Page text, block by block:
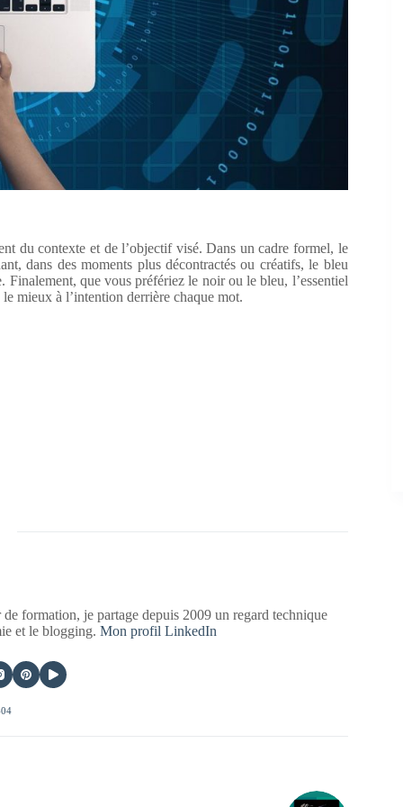
du contexte et de l’objectif visé. Dans un cadre formel, le
dans des moments plus décontractés ou créatifs, le bleu
que vous préfériez le noir ou le bleu, l’essentiel
mieux à l’intention derrière chaque mot.
formation, je partage depuis 2009 un regard technique
et le blogging.Mon profil LinkedIn